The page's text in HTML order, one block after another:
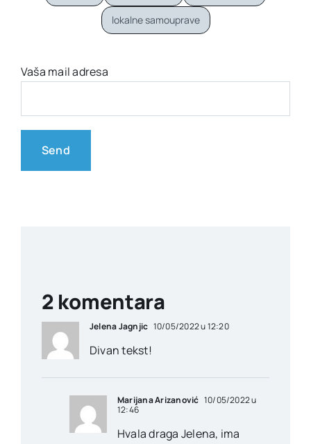
lokalne samouprave
Vaša mail adresa
2 komentara
Jelena Jagnjic 10/05/2022 u 12:20
Divan tekst!
Marijana Arizanović 10/05/2022 u
12:46
Hvala draga Jelena, ima